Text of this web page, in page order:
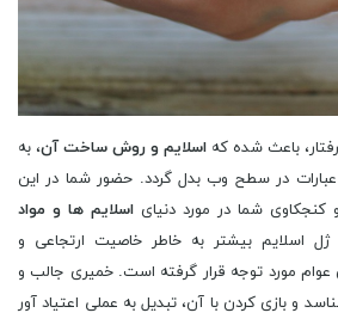
باعث شده که اسلایم و روش ساخت آن، به
در سطح وب بدل گردد. حضور شما در این
شما در مورد دنیای اسلایم ها و مواد
ژل اسلایم بیشتر به خاطر خاصیت ارتجاعی و
مورد توجه قرار گرفته است. خمیری جالب و
و بازی کردن با آن، تبدیل به عملی اعتیاد آور